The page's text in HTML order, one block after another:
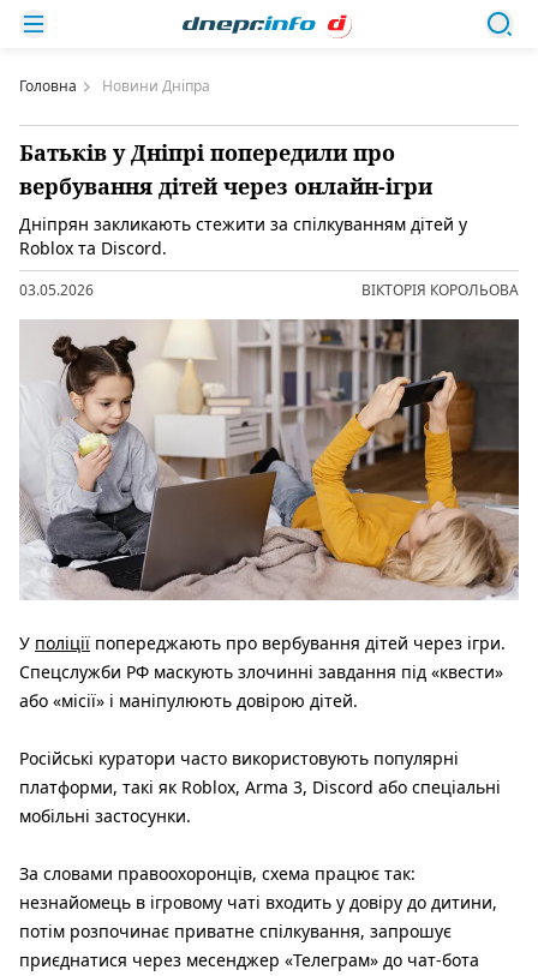
Головна Новини Дніпра
Батьків у Дніпрі попередили про
вербування дітей через онлайн-ігри
Дніпрян закликають стежити за спілкуванням дітей у
Roblox та Discord.
03.05.2026 ВІКТОРІЯ КОРОЛЬОВА
У поліції попереджають про вербування дітей через ігри.
Спецслужби РФ маскують злочинні завдання під «квести»
або «місії» і маніпулюють довірою дітей.
Російські куратори часто використовують популярні
платформи, такі як Roblox, Arma 3, Discord або спеціальні
мобільні застосунки.
За словами правоохоронців, схема працює так:
незнайомець в ігровому чаті входить у довіру до дитини,
потім розпочинає приватне спілкування, запрошує
приєднатися через месенджер «Телеграм» до чат-бота